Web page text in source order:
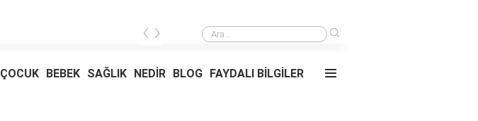
Yemekler ve nerede oldukları?
‹ ›
ÇOCUK BEBEK SAĞLIK NEDİR BLOG FAYDALI BİLGİLER